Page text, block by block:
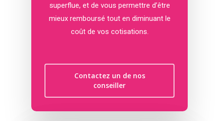
superflue, et de vous permettre d’être
mieux remboursé tout en diminuant le
coût de vos cotisations.
Contactez un de nos
conseiller